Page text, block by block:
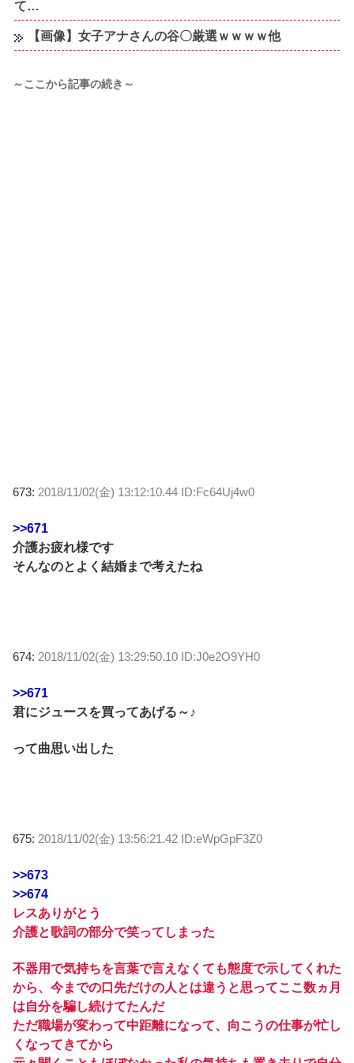
て…
【画像】女子アナさんの谷〇厳選ｗｗｗｗ他
～ここから記事の続き～
673: 2018/11/02(金) 13:12:10.44 ID:Fc64Uj4w0
>>671
介護お疲れ様です
そんなのとよく結婚まで考えたね
674: 2018/11/02(金) 13:29:50.10 ID:J0e2O9YH0
>>671
君にジュースを買ってあげる～♪
って曲思い出した
675: 2018/11/02(金) 13:56:21.42 ID:eWpGpF3Z0
>>673
>>674
レスありがとう
介護と歌詞の部分で笑ってしまった
不器用で気持ちを言葉で言えなくても態度で示してくれた
から、今までの口先だけの人とは違うと思ってここ数ヵ月
は自分を騙し続けてたんだ
ただ職場が変わって中距離になって、向こうの仕事が忙し
くなってきてから